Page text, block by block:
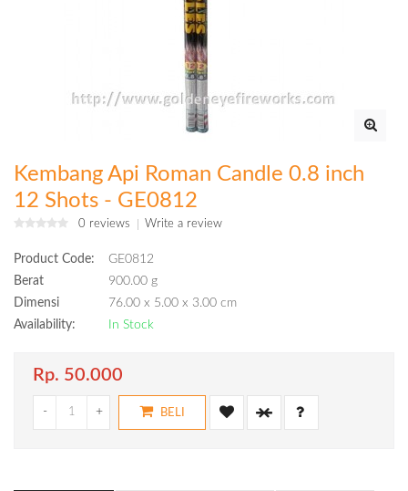
Kembang Api Roman Candle 0.8 inch
12 Shots - GE0812
0 reviews Write a review
Product Code:
GE0812
Berat
900.00 g
Dimensi
76.00 x 5.00 x 3.00 cm
Availability:
In Stock
Rp. 50.000
- + BELI